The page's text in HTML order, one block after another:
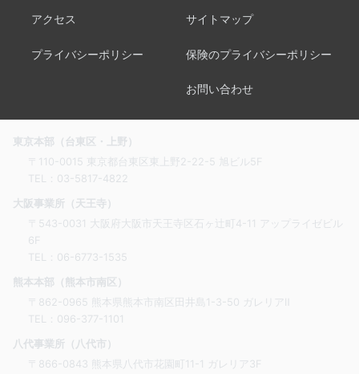
アクセス サイトマップ
プライバシーポリシー 保険のプライバシーポリシー
お問い合わせ
東京本部（台東区・上野）
〒110-0015 東京都台東区東上野2-22-5 旭ビル5F
TEL： 03-5817-4822
大阪事業所（天王寺）
〒543-0031 大阪府大阪市天王寺区石ヶ辻町4-11 アップライゼビル
6F
TEL： 06-6773-1535
熊本本部（熊本市南区）
〒862-0965 熊本県熊本市南区田井島1-3-50 ガレリアⅡ
TEL： 096-377-1101
八代事業所（八代市）
〒866-0843 熊本県八代市花園町11-1 ガレリア3F